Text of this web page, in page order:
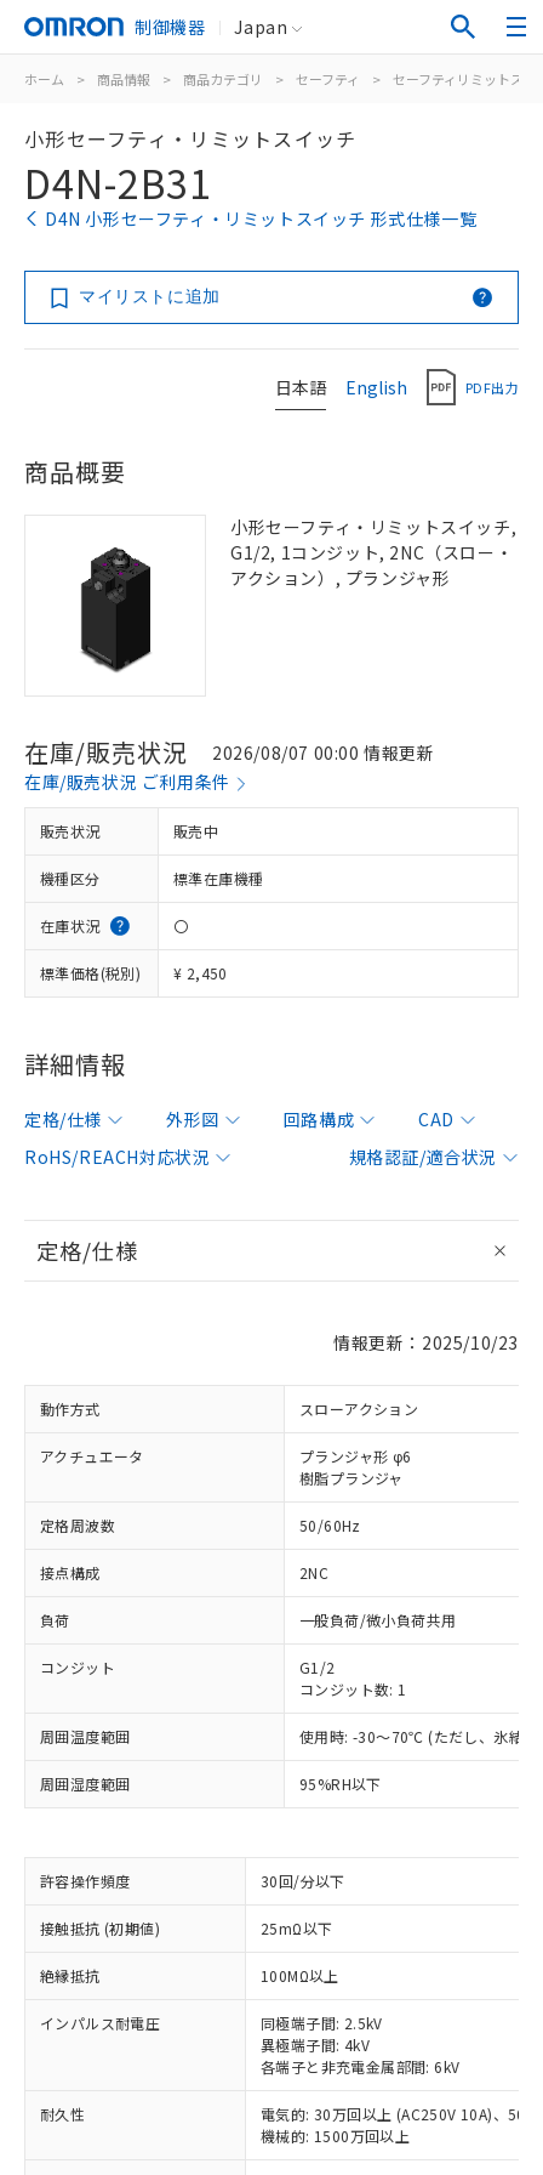
制御機器 Japan
ホーム > 商品情報 > 商品カテゴリ > セーフティ > セーフティリミットスイ
小形セーフティ・リミットスイッチ
D4N-2B31
D4N 小形セーフティ・リミットスイッチ 形式仕様一覧
マイリストに追加
日本語 English PDF出力
商品概要
小形セーフティ・リミットスイッチ,
G1/2, 1コンジット, 2NC（スロー・
アクション）, プランジャ形
在庫/販売状況
2026/08/07 00:00 情報更新
在庫/販売状況 ご利用条件
販売状況 販売中
機種区分 標準在庫機種
在庫状況 〇
標準価格(税別) ¥ 2,450
詳細情報
定格/仕様 外形図 回路構成
CAD
RoHS/REACH対応状況
規格認証/適合状況
定格/仕様
情報更新：2025/10/23
動作方式 スローアクション
アクチュエータ
プランジャ形 φ6
樹脂プランジャ
定格周波数 50/60Hz
接点構成 2NC
負荷 一般負荷/微小負荷共用
コンジット
G1/2
コンジット数: 1
周囲温度範囲 使用時: -30～70℃ (ただし、氷結し
周囲湿度範囲 95%RH以下
許容操作頻度 30回/分以下
接触抵抗 (初期値) 25mΩ以下
絶縁抵抗 100MΩ以上
インパルス耐電圧
同極端子間: 2.5kV
異極端子間: 4kV
各端子と非充電金属部間: 6kV
耐久性
電気的: 30万回以上 (AC250V 10A)、50
機械的: 1500万回以上
対応済み：EU RoHS指令（10物質）の
非含有に対応した製品が提供可能な商品で
対応予定：EU RoHS指令（10物質）の非含
有に対応した製品に切り替える予定のある
対応予定なし：EU RoHS指令（10物質）の